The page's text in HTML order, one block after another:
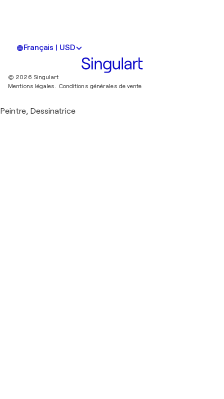
Français | USD
© 2026 Singulart
Mentions légales. Conditions générales de vente
Peintre, Dessinatrice